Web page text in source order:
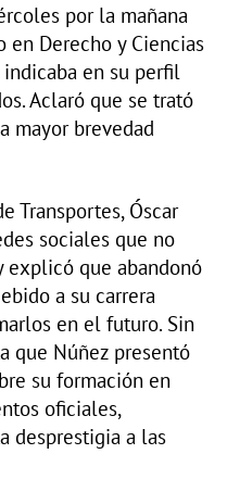
por la mañana
Derecho y Ciencias
en su perfil
Aclaró que se trató
mayor brevedad
Transportes, Óscar
sociales que no
explicó que abandonó
a su carrera
en el futuro. Sin
que Núñez presentó
su formación en
oficiales,
desprestigia a las